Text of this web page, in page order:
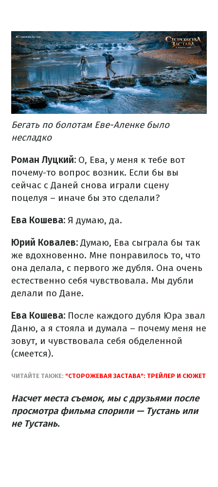
Бегать по болотам Еве-Аленке было
несладко
Роман Луцкий: О, Ева, у меня к тебе вот
почему-то вопрос возник. Если бы вы
сейчас с Даней снова играли сцену
поцелуя – иначе бы это сделали?
Ева Кошева: Я думаю, да.
Юрий Ковалев: Думаю, Ева сыграла бы так
же вдохновенно. Мне понравилось то, что
она делала, с первого же дубля. Она очень
естественно себя чувствовала. Мы дубли
делали по Дане.
Ева Кошева: После каждого дубля Юра звал
Даню, а я стояла и думала – почему меня не
зовут, и чувствовала себя обделенной
(смеется).
ЧИТАЙТЕ ТАКЖЕ: "СТОРОЖЕВАЯ ЗАСТАВА": ТРЕЙЛЕР И СЮЖЕТ
Насчет места съемок, мы с друзьями после
просмотра фильма спорили — Тустань или
не Тустань.